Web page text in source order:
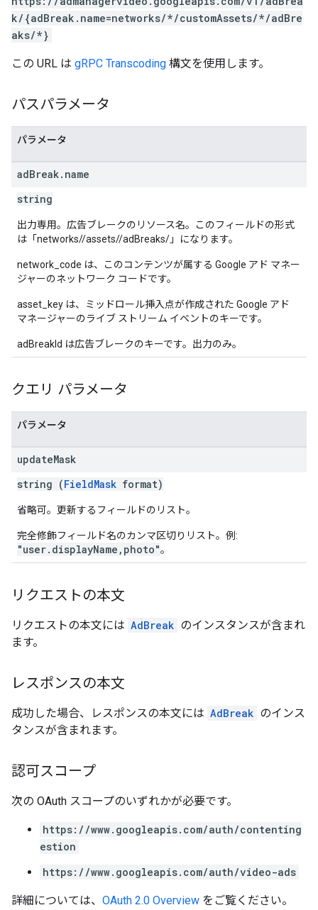
k/{adBreak.name=networks/*/customAssets/*/adBre
aks/*}
この URL は gRPC Transcoding 構文を使用します。
パスパラメータ
パラメータ
adBreak. name
string
出力専用。広告ブレークのリソース名。このフィールドの形式
は「networks//assets//adBreaks/ 」になります。
network_code は、このコンテンツが属する Google アド マネー
ジャーのネットワーク コードです。
asset_key は、ミッドロール挿入点が作成された Google アド
マネージャーのライブ ストリーム イベントのキーです。
adBreakId は広告ブレークのキーです。出力のみ。
クエリ パラメータ
パラメータ
updateMask
string (FieldMask format)
省略可。更新するフィールドのリスト。
完全修飾フィールド名のカンマ区切りリスト。例:
"user.displayName,photo"。
リクエストの本文
リクエストの本文には AdBreak のインスタンスが含まれ
ます。
レスポンスの本文
成功した場合、レスポンスの本文には AdBreak のインス
タンスが含まれます。
認可スコープ
次の OAuth スコープのいずれかが必要です。
https://www.googleapis.com/auth/contenting
estion
https://www.googleapis.com/auth/video-ads
詳細については、 OAuth 2.0 Overview をご覧ください。